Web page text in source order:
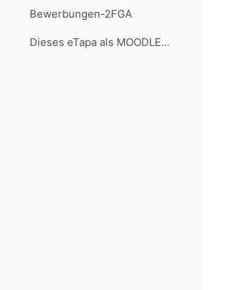
Bewerbungen-2FGA
Dieses eTapa als MOODLE-Sicherung herunterladen